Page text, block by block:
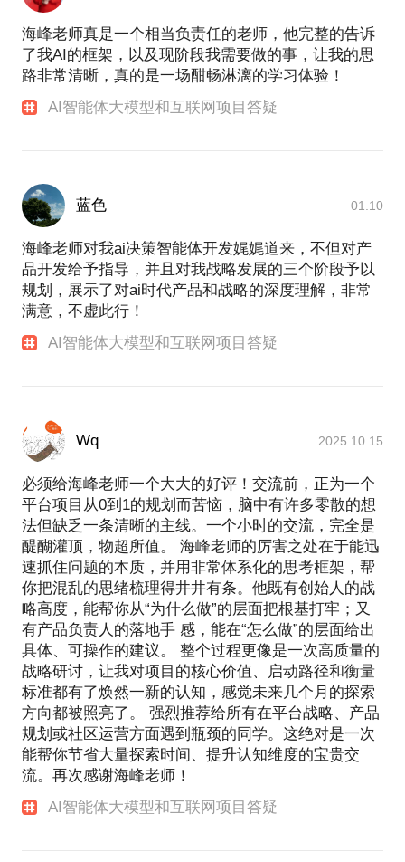
海峰老师真是一个相当负责任的老师，他完整的告诉
了我AI的框架，以及现阶段我需要做的事，让我的思
路非常清晰，真的是一场酣畅淋漓的学习体验！
AI智能体大模型和互联网项目答疑
蓝色 01.10
海峰老师对我ai决策智能体开发娓娓道来，不但对产
品开发给予指导，并且对我战略发展的三个阶段予以
规划，展示了对ai时代产品和战略的深度理解，非常
满意，不虚此行！
AI智能体大模型和互联网项目答疑
Wq 2025.10.15
必须给海峰老师一个大大的好评！交流前，正为一个
平台项目从0到1的规划而苦恼，脑中有许多零散的想
法但缺乏一条清晰的主线。一个小时的交流，完全是
醍醐灌顶，物超所值。 海峰老师的厉害之处在于能迅
速抓住问题的本质，并用非常体系化的思考框架，帮
你把混乱的思绪梳理得井井有条。他既有创始人的战
略高度，能帮你从“为什么做”的层面把根基打牢；又
有产品负责人的落地手 感，能在“怎么做”的层面给出
具体、可操作的建议。 整个过程更像是一次高质量的
战略研讨，让我对项目的核心价值、启动路径和衡量
标准都有了焕然一新的认知，感觉未来几个月的探索
方向都被照亮了。 强烈推荐给所有在平台战略、产品
规划或社区运营方面遇到瓶颈的同学。这绝对是一次
能帮你节省大量探索时间、提升认知维度的宝贵交
流。再次感谢海峰老师！
AI智能体大模型和互联网项目答疑